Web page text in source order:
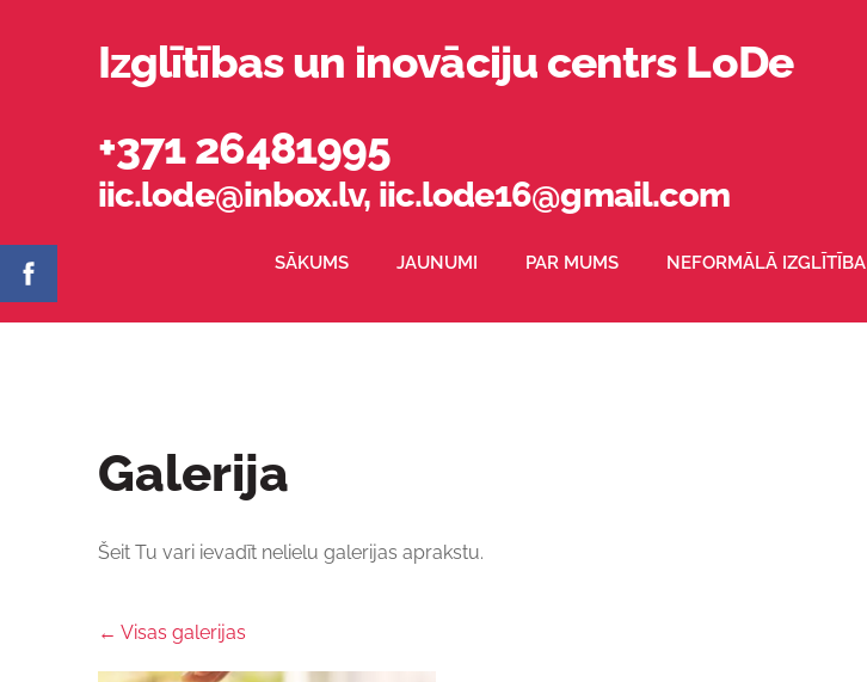
Izglītības un inovāciju centrs LoDe
+371 26481995
iic.lode@inbox.lv, iic.lode16@gmail.com
SĀKUMS JAUNUMI PAR MUMS NEFORMĀLĀ IZGLĪTĪBA
Galerija
Šeit Tu vari ievadīt nelielu galerijas aprakstu.
Visas galerijas